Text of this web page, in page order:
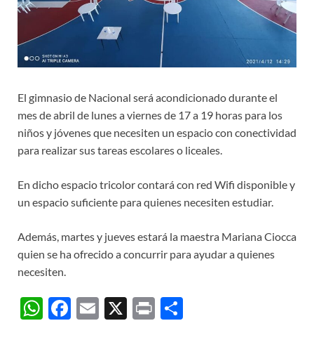
El gimnasio de Nacional será acondicionado durante el
mes de abril de lunes a viernes de 17 a 19 horas para los
niños y jóvenes que necesiten un espacio con conectividad
para realizar sus tareas escolares o liceales.
En dicho espacio tricolor contará con red Wifi disponible y
un espacio suficiente para quienes necesiten estudiar.
Además, martes y jueves estará la maestra Mariana Ciocca
quien se ha ofrecido a concurrir para ayudar a quienes
necesiten.
W F
E
X
P